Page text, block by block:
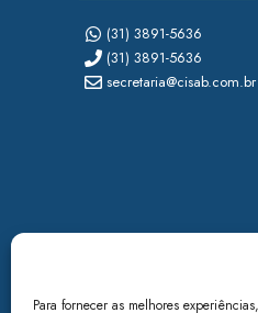
Para fornecer as melhores
(31) 3891-5636
(31) 3891-5636
secretaria@cisab.com.br